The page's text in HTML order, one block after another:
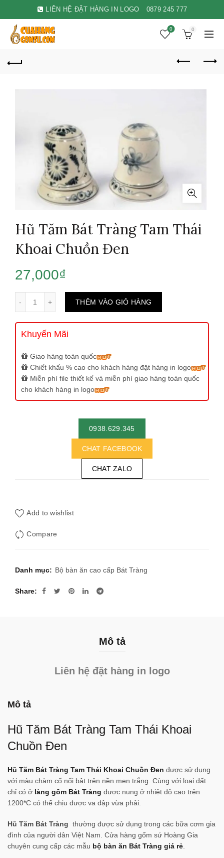
LIÊN HỆ ĐẶT HÀNG IN LOGO 0879 245 777
0 0
Hũ Tăm Bát Tràng Tam Thái
Khoai Chuồn Đen
27,000₫
THÊM VÀO GIỎ HÀNG
Khuyến Mãi
Giao hàng toàn quốc
Chiết khấu % cao cho khách hàng đặt hàng in logo
Miễn phí file thiết kế và miễn phí giao hàng toàn quốc
cho khách hàng in logo
0938.629.345
CHAT FACEBOOK
CHAT ZALO
Add to wishlist
Compare
Danh mục: Bộ bàn ăn cao cấp Bát Tràng
Share
Mô tả
Liên hệ đặt hàng in logo
Mô tả
Hũ Tăm Bát Tràng Tam Thái Khoai
Chuồn Đen
Hũ Tăm Bát Tràng Tam Thái Khoai Chuồn Đen được sử dụng
với màu chàm cổ nổi bật trên nền men trắng. Cùng với loại đất
chỉ có ở làng gốm Bát Tràng được nung ở nhiệt độ cao trên
1200*C có thể chịu được va đập vừa phải.
Hũ Tăm Bát Tràng thường được sử dụng trong các bữa cơm gia
đình của người dân Việt Nam. Cửa hàng gốm sứ Hoàng Gia
chuyên cung cấp các mẫu bộ bàn ăn Bát Tràng giá rẻ